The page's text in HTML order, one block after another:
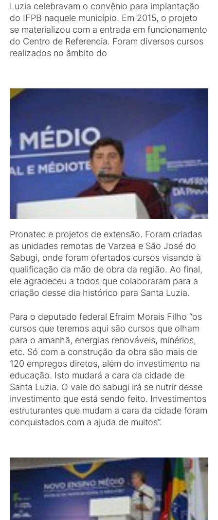
Luzia celebravam o convênio para implantação
do IFPB naquele município. Em 2015, o projeto
se materializou com a entrada em funcionamento
do Centro de Referencia. Foram diversos cursos
realizados no âmbito do
Pronatec e projetos de extensão. Foram criadas
as unidades remotas de Varzea e São José do
Sabugi, onde foram ofertados cursos visando à
qualificação da mão de obra da região. Ao final,
ele agradeceu a todos que colaboraram para a
criação desse dia histórico para Santa Luzia.
Para o deputado federal Efraim Morais Filho “os
cursos que teremos aqui são cursos que olham
para o amanhã, energias renováveis, minérios,
etc. Só com a construção da obra são mais de
120 empregos diretos, além do investimento na
educação. Isto mudará a cara da cidade de
Santa Luzia. O vale do sabugi irá se nutrir desse
investimento que está sendo feito. Investimentos
estruturantes que mudam a cara da cidade foram
conquistados com a ajuda de muitos”.